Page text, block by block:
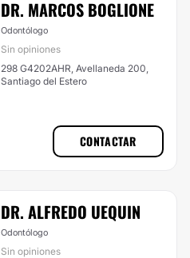
DR. MARCOS BOGLIONE
Odontólogo
Sin opiniones
298 G4202AHR, Avellaneda 200,
Santiago del Estero
CONTACTAR
DR. ALFREDO UEQUIN
Odontólogo
Sin opiniones